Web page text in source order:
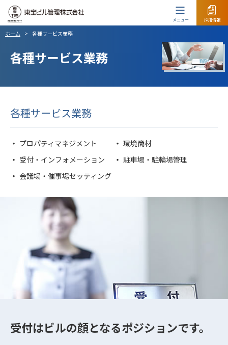
メニュー 採用情報
ホーム > 各種サービス業務
各種サービス業務
各種サービス業務
プロパティマネジメント
環境商材
受付・インフォメーション
駐車場・駐輪場管理
会議場・催事場セッティング
受付はビルの顔となるポジションです。